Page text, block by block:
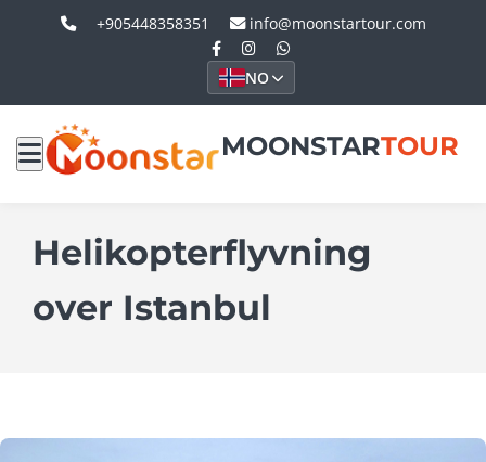
+905448358351 info@moonstartour.com
NO
MOONSTARTOUR
Helikopterflyvning
over Istanbul